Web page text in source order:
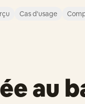
Cas d'usage
au